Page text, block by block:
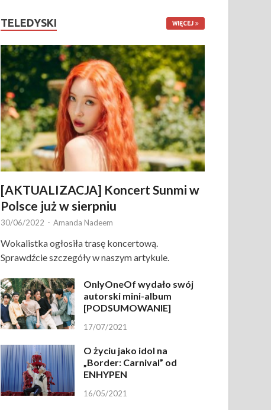
TELEDYSKI WIĘCEJ
[AKTUALIZACJA] Koncert Sunmi w
Polsce już w sierpniu
30/06/2022 - Amanda Nadeem
Wokalistka ogłosiła trasę koncertową.
Sprawdźcie szczegóły w naszym artykule.
OnlyOneOf wydało swój
autorski mini-album
[PODSUMOWANIE]
17/07/2021
O życiu jako idol na
„Border: Carnival” od
ENHYPEN
16/05/2021